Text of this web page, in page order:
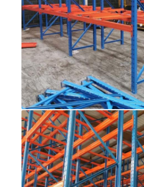
วิดีโอ
เกี่ยวกับเรา
ทัวร์โรงงาน
การควบคุมคุณภาพ
ติดต่อเรา
ข่าว
กรณี